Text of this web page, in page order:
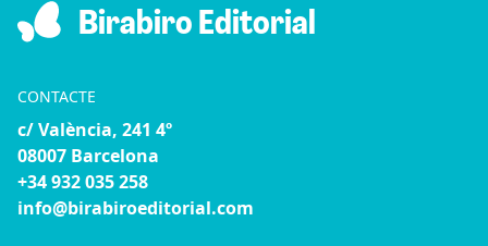
Birabiro Editorial
CONTACTE
c/ València, 241 4º
08007 Barcelona
+34 932 035 258
info@birabiroeditorial.com